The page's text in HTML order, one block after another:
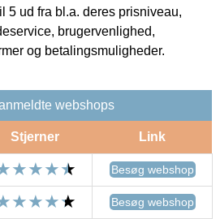
5 ud fra bl.a. deres prisniveau,
brugervenlighed,
og betalingsmuligheder.
webshops
Stjerner Link
Besøg webshop
Besøg webshop